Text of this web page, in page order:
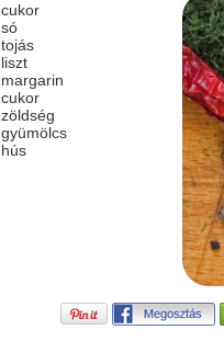
cukor
só
tojás
liszt
margarin
cukor
zöldség
gyümölcs
hús